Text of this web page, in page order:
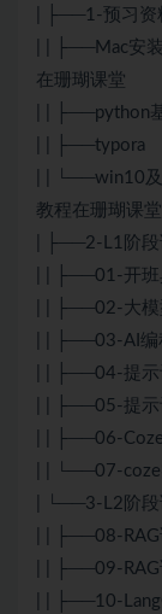
| ├──1-预习资
| | ├──Mac安
在珊瑚课堂
| | ├──python
| | ├──typora
| | └──win10
教程在珊瑚课堂
| ├──2-L1阶段
| | ├──01-开
| | ├──02-大
| | ├──03-AI
| | ├──04-提
| | ├──05-提
| | ├──06-
| | └──07-
| └──3-L2阶段
| | ├──08-
| | ├──09-
| | ├──10-